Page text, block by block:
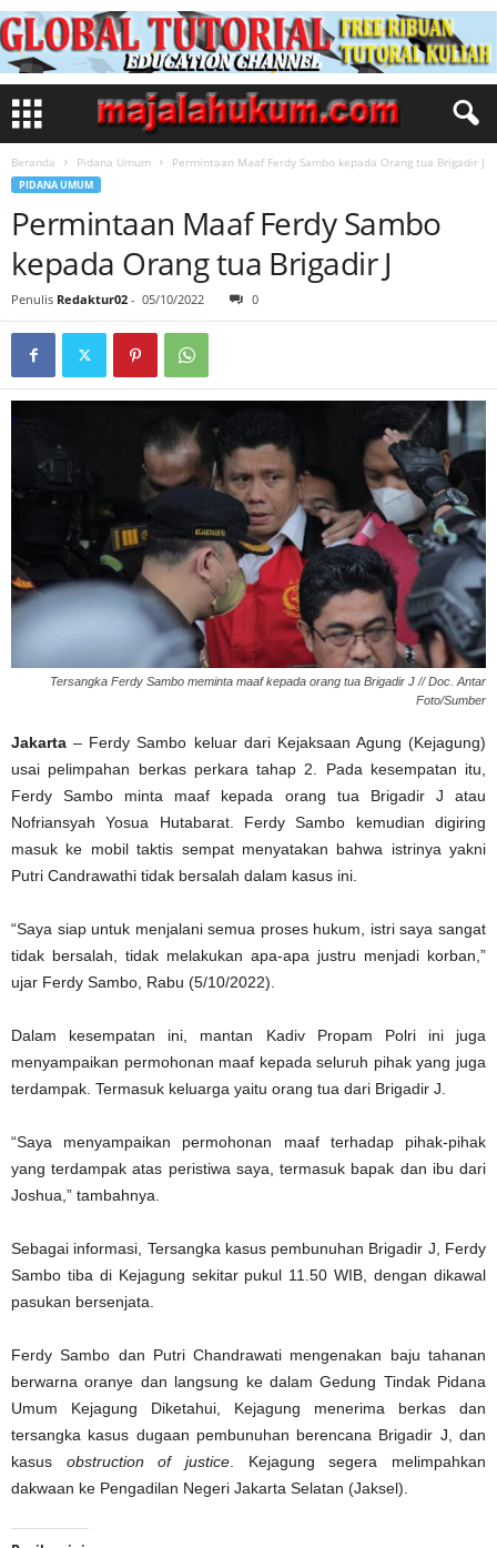
Beranda Pidana Umum Permintaan Maaf Ferdy Sambo kepada Orang tua Brigadir J
PIDANA UMUM
Permintaan Maaf Ferdy Sambo
kepada Orang tua Brigadir J
Penulis Redaktur02 - 05/10/2022 0
Tersangka Ferdy Sambo meminta maaf kepada orang tua Brigadir J // Doc. Antar
Foto/Sumber
Jakarta – Ferdy Sambo keluar dari Kejaksaan Agung (Kejagung)
usai pelimpahan berkas perkara tahap 2. Pada kesempatan itu,
Ferdy Sambo minta maaf kepada orang tua Brigadir J atau
Nofriansyah Yosua Hutabarat. Ferdy Sambo kemudian digiring
masuk ke mobil taktis sempat menyatakan bahwa istrinya yakni
Putri Candrawathi tidak bersalah dalam kasus ini.
“Saya siap untuk menjalani semua proses hukum, istri saya sangat
tidak bersalah, tidak melakukan apa-apa justru menjadi korban,”
ujar Ferdy Sambo, Rabu (5/10/2022).
Dalam kesempatan ini, mantan Kadiv Propam Polri ini juga
menyampaikan permohonan maaf kepada seluruh pihak yang juga
terdampak. Termasuk keluarga yaitu orang tua dari Brigadir J.
“Saya menyampaikan permohonan maaf terhadap pihak-pihak
yang terdampak atas peristiwa saya, termasuk bapak dan ibu dari
Joshua,” tambahnya.
Sebagai informasi, Tersangka kasus pembunuhan Brigadir J, Ferdy
Sambo tiba di Kejagung sekitar pukul 11.50 WIB, dengan dikawal
pasukan bersenjata.
Ferdy Sambo dan Putri Chandrawati mengenakan baju tahanan
berwarna oranye dan langsung ke dalam Gedung Tindak Pidana
Umum Kejagung Diketahui, Kejagung menerima berkas dan
tersangka kasus dugaan pembunuhan berencana Brigadir J, dan
kasus obstruction of justice . Kejagung segera melimpahkan
dakwaan ke Pengadilan Negeri Jakarta Selatan (Jaksel).